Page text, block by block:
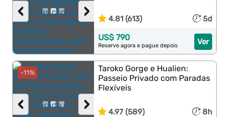
›
‹ 4.81 (613) 5d
Ver
US$ 790
Reserve agora e pague depois
-11%
›
‹
Taroko Gorge e Hualien:
Passeio Privado com Paradas
Flexíveis
4.97 (589) 8h